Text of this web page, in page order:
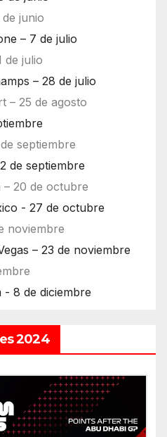
junio
– 7 de julio
de julio
– 28 de julio
– 25 de agosto
septiembre
de septiembre
– 20 de octubre
- 27 de octubre
noviembre
– 23 de noviembre
- 8 de diciembre
2024